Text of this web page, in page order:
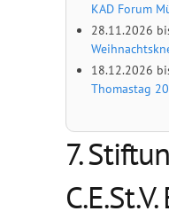
KAD Forum
28.11.2026
18.12.2026
Thomastag
7.